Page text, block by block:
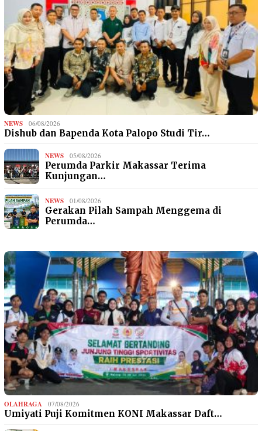
NEWS 06/08/2026
Dishub dan Bapenda Kota Palopo Studi Tir…
NEWS 05/08/2026
Perumda Parkir Makassar Terima
Kunjungan…
NEWS 01/08/2026
Gerakan Pilah Sampah Menggema di
Perumda…
OLAHRAGA 07/08/2026
Umiyati Puji Komitmen KONI Makassar Daft…